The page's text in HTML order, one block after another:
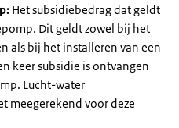
Het subsidiebedrag dat geldt
Dit geldt zowel bij het
als bij het installeren van een
keer subsidie is ontvangen
Lucht-water
meegerekend voor deze